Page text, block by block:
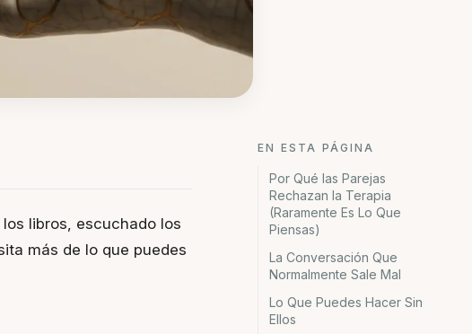
libros, escuchado los
más de lo que puedes
EN ESTA PÁGINA
Por Qué las Parejas
Rechazan la Terapia
(Raramente Es Lo Que
Piensas)
La Conversación Que
Normalmente Sale Mal
Lo Que Puedes Hacer Sin
Ellos